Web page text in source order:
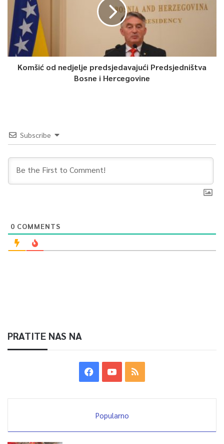
kategorija izdvojeno 2.270.738 KM, i to za angažovanje 210
osoba.
Ministrica za rad, socijalnu politiku, raseljena lica i izbjeglice KS
Enda Pavić Pečenković izrazila je zadovoljstvo tokom ovoga
projekta i činjenicom da će mnogi nezaposleni u Kantonu
Sarajevo kroz ove programe uskoro imati priliku da rade i
Komšić od nedjelje predsjedavajući Predsjedništva
Bosne i Hercegovine
Subscribe
0 COMMENTS
PRATITE NAS NA
Popularno